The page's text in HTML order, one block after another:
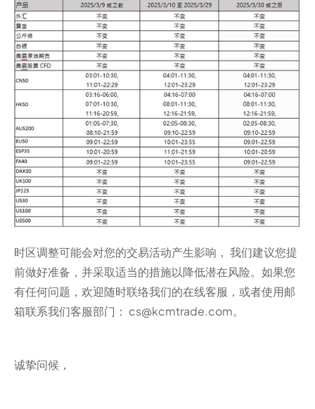
时区调整可能会对您的交易活动产生影响， 我们建议您提
前做好准备，并采取适当的措施以降低潜在风险。如果您
有任何问题，欢迎随时联络我们的在线客服，或者使用邮
箱联系我们客服部门： cs@kcmtrade.com。
诚挚问候，